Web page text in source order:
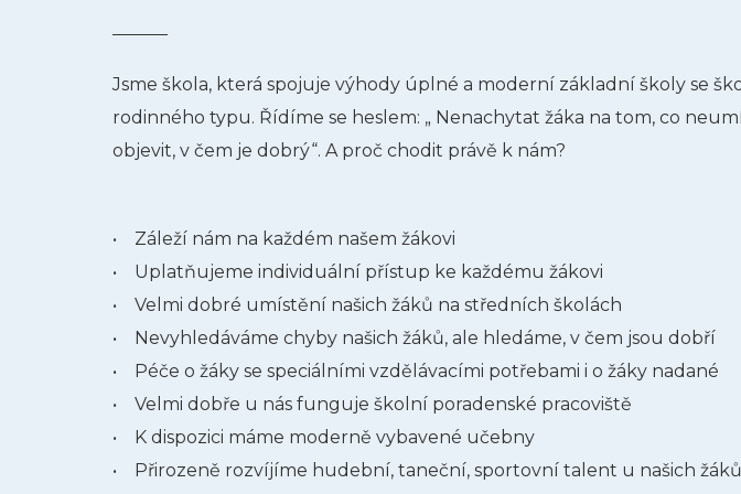
Jsme škola, která spojuje výhody úplné a moderní základní školy se
rodinného typu. Řídíme se heslem: „ Nenachytat žáka na tom, co
objevit, v čem je dobrý“. A proč chodit právě k nám?
• Záleží nám na každém našem žákovi
• Uplatňujeme individuální přístup ke každému žákovi
• Velmi dobré umístění našich žáků na středních školách
• Nevyhledáváme chyby našich žáků, ale hledáme, v čem jsou dobří
• Péče o žáky se speciálními vzdělávacími potřebami i o žáky nadané
• Velmi dobře u nás funguje školní poradenské pracoviště
• K dispozici máme moderně vybavené učebny
• Přirozeně rozvíjíme hudební, taneční, sportovní talent u našich žáků